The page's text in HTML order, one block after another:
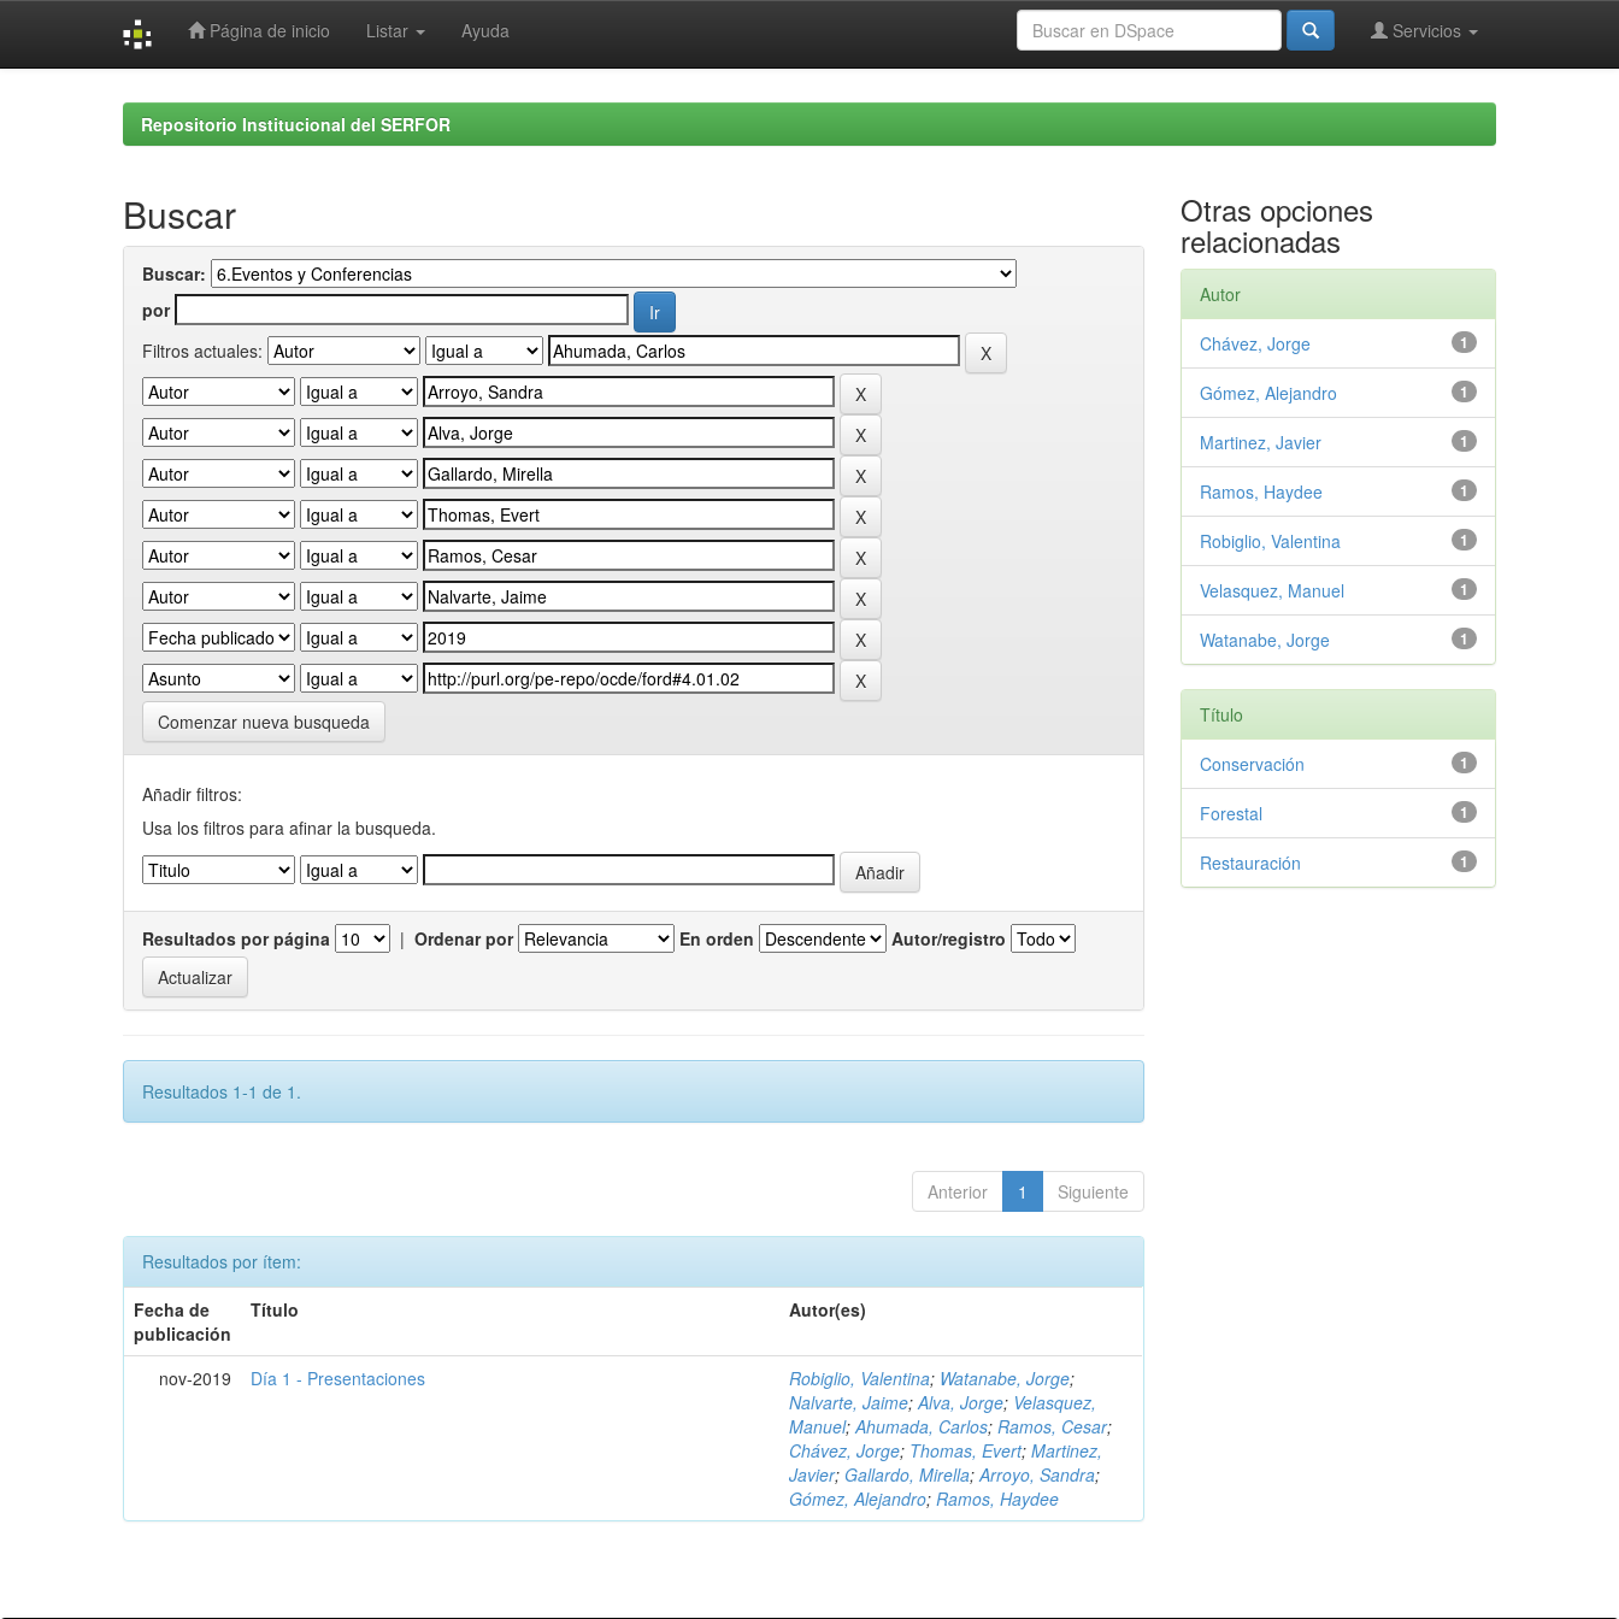
Página de inicio Listar Ayuda Servicios
Repositorio Institucional del SERFOR
Buscar
Buscar:
por
Filtros actuales:
Comenzar nueva busqueda
Añadir filtros:
Usa los filtros para afinar la busqueda.
Resultados por página | Ordenar por En orden Autor/registro
Resultados 1-1 de 1.
Anterior 1 Siguiente
Resultados por ítem:
Fecha de
publicación
Título Autor(es)
nov-2019 Día 1 - Presentaciones Robiglio, Valentina; Watanabe, Jorge;
Nalvarte, Jaime;Alva, Jorge; Velasquez,
Manuel;Ahumada, Carlos;Ramos, Cesar;
Chávez, Jorge; Thomas, Evert;Martinez,
Javier; Gallardo, Mirella;Arroyo, Sandra;
Gómez, Alejandro;Ramos, Haydee
Otras opciones
relacionadas
Autor
1
Chávez, Jorge
1
Gómez, Alejandro
1
Martinez, Javier
1
Ramos, Haydee
1
Robiglio, Valentina
1
Velasquez, Manuel
1
Watanabe, Jorge
Título
1
Conservación
1
Forestal
1
Restauración